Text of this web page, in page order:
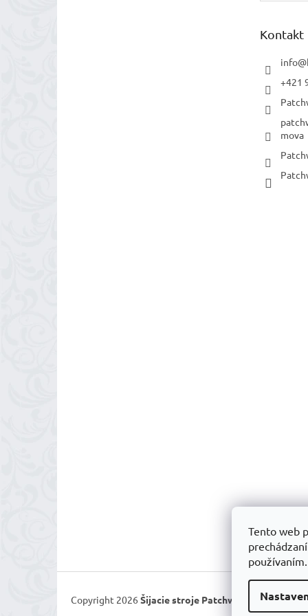
Tento web
používaním.
Kontakt
info@
+421
mova
Copyright 2026 Šijacie stroje Patchworkparty.